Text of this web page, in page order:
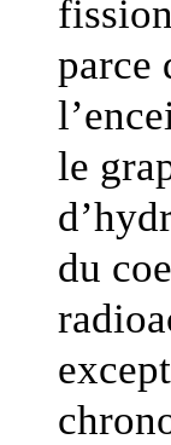
parce
le
du